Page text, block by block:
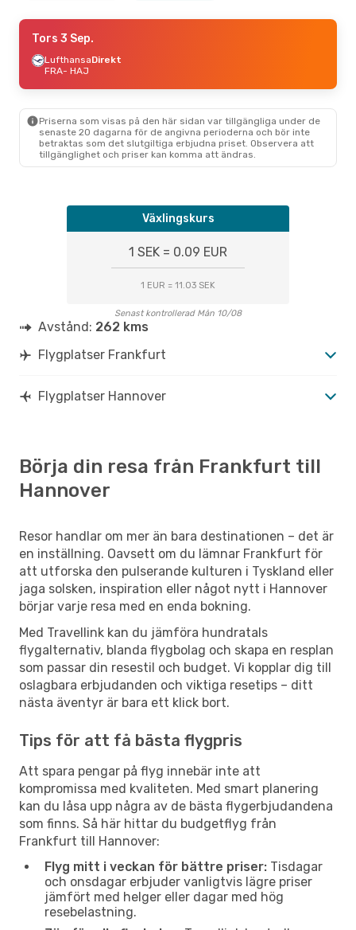
Lör 12 Sep.
LufthansaDirekt
FRA- HAJ
HAJ- FRA
Tors 3 Sep.
LufthansaDirekt
FRA- HAJ
Priserna som visas på den här sidan var tillgängliga under de
senaste 20 dagarna för de angivna perioderna och bör inte
betraktas som det slutgiltiga erbjudna priset. Observera att
tillgänglighet och priser kan komma att ändras.
Växlingskurs
1 SEK = 0.09 EUR
1 EUR = 11.03 SEK
Senast kontrollerad Mån 10/08
Avstånd: 262 kms
Flygplatser Frankfurt
Flygplatser Hannover
Börja din resa från Frankfurt till
Hannover
Resor handlar om mer än bara destinationen – det är
en inställning. Oavsett om du lämnar Frankfurt för
att utforska den pulserande kulturen i Tyskland eller
jaga solsken, inspiration eller något nytt i Hannover
börjar varje resa med en enda bokning.
Med Travellink kan du jämföra hundratals
flygalternativ, blanda flygbolag och skapa en resplan
som passar din resestil och budget. Vi kopplar dig till
oslagbara erbjudanden och viktiga resetips – ditt
nästa äventyr är bara ett klick bort.
Tips för att få bästa flygpris
Att spara pengar på flyg innebär inte att
kompromissa med kvaliteten. Med smart planering
kan du låsa upp några av de bästa flygerbjudandena
som finns. Så här hittar du budgetflyg från
Frankfurt till Hannover:
Flyg mitt i veckan för bättre priser: Tisdagar
och onsdagar erbjuder vanligtvis lägre priser
jämfört med helger eller dagar med hög
resebelastning.